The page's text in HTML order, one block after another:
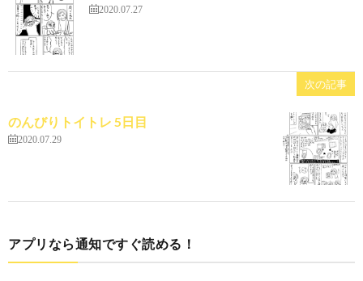
2020.07.27
次の記事
のんびりトイトレ 5日目
2020.07.29
アプリなら通知ですぐ読める！